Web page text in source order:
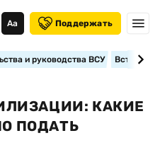
Аа Поддержать
и руководства ВСУ
КАКИЕ
ПОДАТЬ